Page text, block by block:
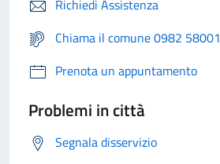
Richiedi Assistenza
Chiama il comune 0982 58001
Prenota un appuntamento
Problemi in città
Segnala disservizio